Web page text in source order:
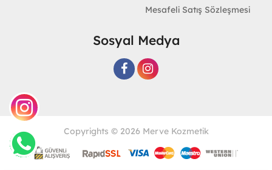
Mesafeli Satış Sözleşmesi
Sosyal Medya
Copyrights © 2026 Merve Kozmetik